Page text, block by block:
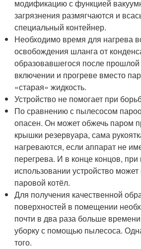
модификацию с функцией
загрязнения размягчаются и
специальный контейнер.
Необходимо время для нагрева
освобождения шланга от
образовавшегося после
включении и прогреве вместо
«старая» жидкость.
Устройство не помогает при
По сравнению с пылесосом
опасен. Он может обжечь паром
крышки резервуара, сама
нагреваются, если аппарат не
перегрева. И в конце концов,
использовании устройство может
паровой котёл.
Для получения качественной
поверхностей в помещении
почти в два раза больше
уборку с помощью пылесоса.
того.